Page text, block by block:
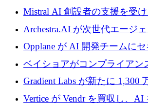
億ドルの評価額で1億5,000万
Mistral AI 創設者の支援を受
がエンジニアリング向け AI
600 万ユーロのプレシードを
Archestra.AI が次世代エージ
ースを実現するために 1,000
Opplane が AI 開発チームに
たらすために 450 万ユーロを
ベイショアがコンプライアン
ド化するために800万ドルを
Gradient Labs が新たに 1,300
Vertice が Vendr を買収し、AI